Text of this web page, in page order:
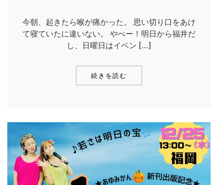
今朝、起きたら喉が痛かった。 思い切り口をあけ
て寝ていたに違いない。 やべー！明日から福井だ
し、日曜日はイベン […]
続きを読む